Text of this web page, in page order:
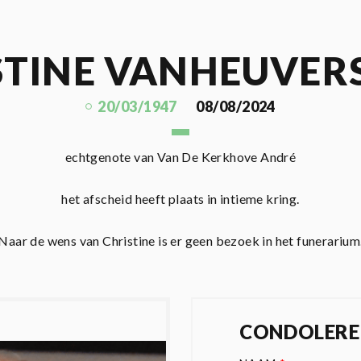
20/03/1947 08/08/2024
echtgenote van Van De Kerkhove André
het afscheid heeft plaats in intieme kring.
de wens van Christine is er geen bezoek in het